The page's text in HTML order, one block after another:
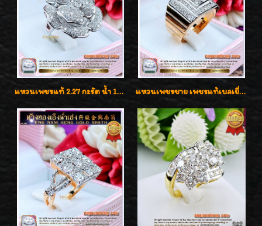
แหวนเพชรแท้ 2.27 กะรัต น้ำ 100% เบลเยี่ยมคัท ลวดลายดอกกุหลาบหรู แหวนเพชรชาย เพชรแท้เบลเยี่ยมคัท น้ำ100% D-Color/VVS 2.46 กะรัต